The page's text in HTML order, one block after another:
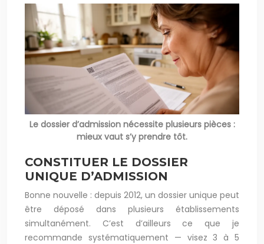
Le dossier d’admission nécessite plusieurs pièces :
mieux vaut s’y prendre tôt.
CONSTITUER LE DOSSIER
UNIQUE D’ADMISSION
Bonne nouvelle : depuis 2012, un dossier unique peut
être déposé dans plusieurs établissements
simultanément. C’est d’ailleurs ce que je
recommande systématiquement — visez 3 à 5